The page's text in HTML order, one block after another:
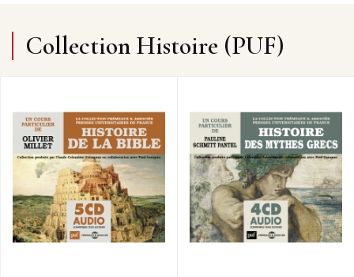
Collection Histoire (PUF)